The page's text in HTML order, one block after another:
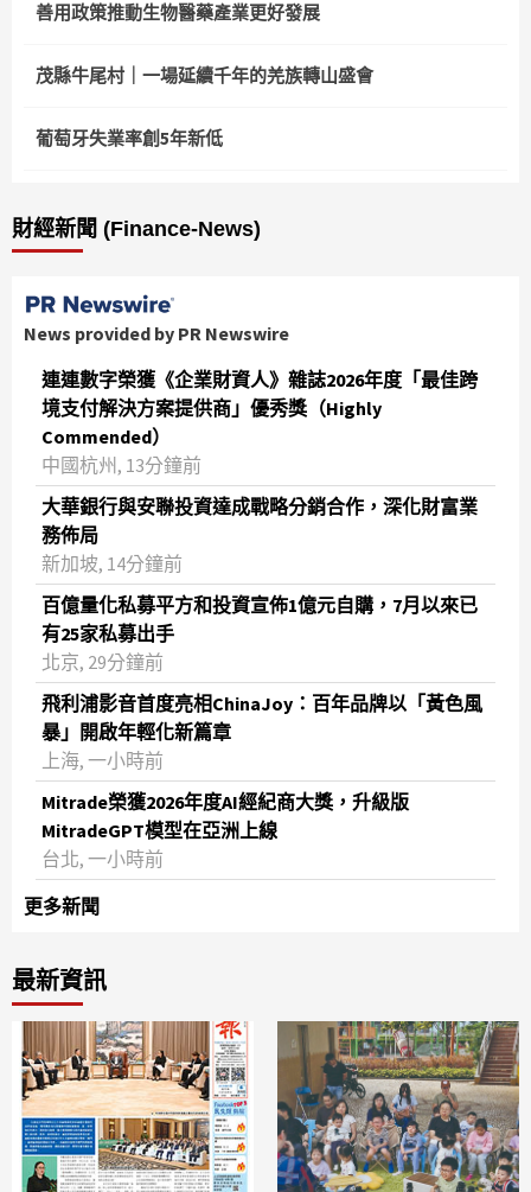
善用政策推動生物醫藥產業更好發展
茂縣牛尾村｜一場延續千年的羌族轉山盛會
葡萄牙失業率創5年新低
財經新聞 (Finance-News)
News provided by PR Newswire
連連數字榮獲《企業財資人》雜誌2026年度「最佳跨
境支付解決方案提供商」優秀獎（Highly
Commended）
中國杭州, 13分鐘前
大華銀行與安聯投資達成戰略分銷合作，深化財富業
務佈局
新加坡, 14分鐘前
百億量化私募平方和投資宣佈1億元自購，7月以來已
有25家私募出手
北京, 29分鐘前
飛利浦影音首度亮相ChinaJoy：百年品牌以「黃色風
暴」開啟年輕化新篇章
上海, 一小時前
Mitrade榮獲2026年度AI經紀商大獎，升級版
MitradeGPT模型在亞洲上線
台北, 一小時前
更多新聞
最新資訊